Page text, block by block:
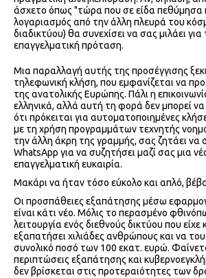
άσχετο όπως "τώρα που σε είδα πεθύμησα
λογαριασμός από την άλλη πλευρά του
διαδικτύου) θα συνεχίσει να σας μιλάει
επαγγελματική πρόταση.
Μια παραλλαγή αυτής της προσέγγισης
τηλεφωνική κλήση, που εμφανίζεται να
της ανατολικής Ευρώπης. Πάλι η
ελληνικά, αλλά αυτή τη φορά δεν μπορεί
ότι πρόκειται για αυτοματοποιημένες
με τη χρήση προγραμμάτων τεχνητής
την άλλη άκρη της γραμμής, σας ζητάει να
WhatsApp για να συζητήσει μαζί σας μια
επαγγελματική ευκαιρία.
Μακάρι να ήταν τόσο εύκολο και απλό,
Οι προσπάθειες εξαπάτησης μέσω
είναι κάτι νέο. Μόλις το περασμένο
λειτουργία ενός διεθνούς δικτύου που
εξαπατήσει χιλιάδες ανθρώπους και να
συνολικό ποσό των 100 εκατ. ευρώ.
περιπτώσεις εξαπάτησης και
δεν βρίσκεται στις προτεραιότητες των